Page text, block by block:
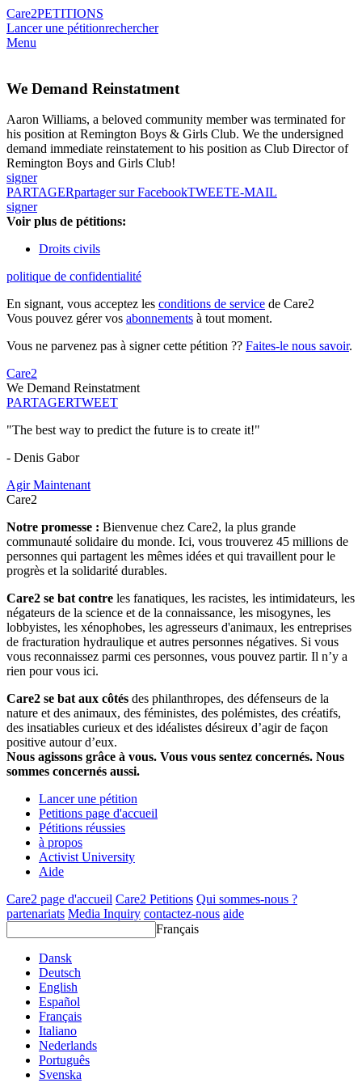
Care2PETITIONS
Lancer une pétitionrechercher
Menu
We Demand Reinstatment
Aaron Williams, a beloved community member was terminated for
his position at Remington Boys & Girls Club. We the undersigned
demand immediate reinstatement to his position as Club Director of
Remington Boys and Girls Club!
signer
PARTAGERpartager sur FacebookTWEETE-MAIL
signer
Voir plus de pétitions:
Droits civils
politique de confidentialité
En signant, vous acceptez les conditions de service de Care2
Vous pouvez gérer vos abonnements à tout moment.
Vous ne parvenez pas à signer cette pétition ?? Faites-le nous savoir.
Care2
We Demand Reinstatment
PARTAGERTWEET
"The best way to predict the future is to create it!"
- Denis Gabor
Agir Maintenant
Care2
Notre promesse : Bienvenue chez Care2, la plus grande
communauté solidaire du monde. Ici, vous trouverez 45 millions de
personnes qui partagent les mêmes idées et qui travaillent pour le
progrès et la solidarité durables.
Care2 se bat contre les fanatiques, les racistes, les intimidateurs, les
négateurs de la science et de la connaissance, les misogynes, les
lobbyistes, les xénophobes, les agresseurs d'animaux, les entreprises
de fracturation hydraulique et autres personnes négatives. Si vous
vous reconnaissez parmi ces personnes, vous pouvez partir. Il n’y a
rien pour vous ici.
Care2 se bat aux côtés des philanthropes, des défenseurs de la
nature et des animaux, des féministes, des polémistes, des créatifs,
des insatiables curieux et des idéalistes désireux d’agir de façon
positive autour d’eux.
Nous agissons grâce à vous. Vous vous sentez concernés. Nous
sommes concernés aussi.
Lancer une pétition
Petitions page d'accueil
Pétitions réussies
à propos
Activist University
Aide
Care2 page d'accueil Care2 Petitions Qui sommes-nous ?
partenariats Media Inquiry contactez-nous aide
Français
Dansk
Deutsch
English
Español
Français
Italiano
Nederlands
Português
Svenska